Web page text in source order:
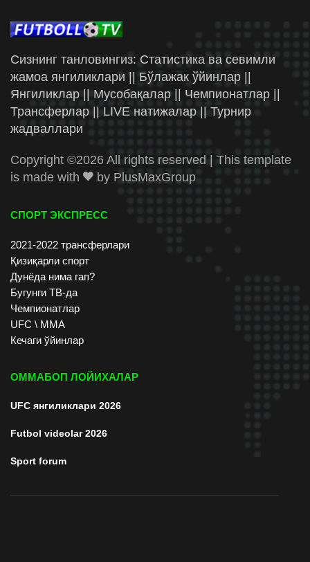
Сизнинг танловингиз: Статистика ва севимли
жамоа янгиликлари || Бўлажак ўйинлар ||
Янгиликлар || Мусобақалар || Чемпионатлар ||
Трансферлар || LIVE натижалар || Турнир
жадваллари
Copyright ©2026 All rights reserved | This template
is made with
by PlusMaxGroup
СПОРТ ЭКСПРЕСС
2021-2022 трансферлари
Қизиқарли спорт
Дунёда нима гап?
Бугунги ТВ-да
Чемпионатлар
UFC \ ММА
Кечаги ўйинлар
ОММАБОП ЛОЙИХАЛАР
UFC янгиликлари 2026
Futbol videolar 2026
Sport forum